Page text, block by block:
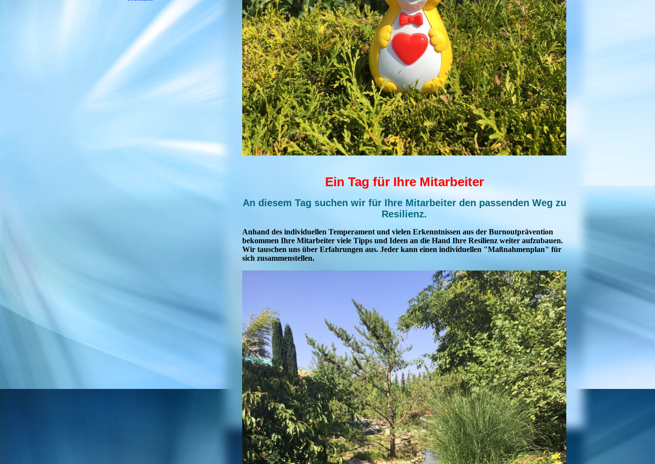
Ein Tag für Ihre Mitarbeiter
An diesem Tag suchen wir für Ihre Mitarbeiter den passenden Weg zu
Resilienz.
Anhand des individuellen Temperament und vielen Erkenntnissen aus der Burnoutprävention
bekommen Ihre Mitarbeiter viele Tipps und Ideen an die Hand Ihre Resilienz weiter aufzubauen.
Wir tauschen uns über Erfahrungen aus. Jeder kann einen individuellen "Maßnahmenplan" für
sich zusammenstellen.